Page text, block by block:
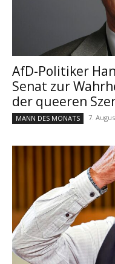
AfD-Politiker
Senat zur
der queeren
MANN DES MONATS 7.